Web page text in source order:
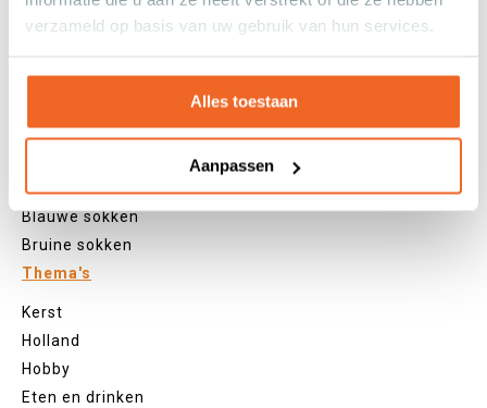
verzameld op basis van uw gebruik van hun services.
Alles toestaan
Aanpassen
Gele sokken
Oranje sokken
Roze sokken
Beige sokken
Blauwe sokken
Bruine sokken
Thema's
Kerst
Holland
Hobby
Eten en drinken